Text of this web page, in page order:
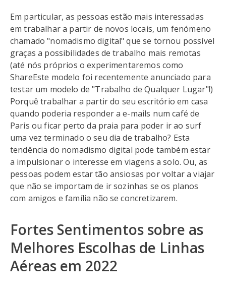
Em particular, as pessoas estão mais interessadas
em trabalhar a partir de novos locais, um fenómeno
chamado "nomadismo digital" que se tornou possível
graças a possibilidades de trabalho mais remotas
(até nós próprios o experimentaremos como
ShareEste modelo foi recentemente anunciado para
testar um modelo de "Trabalho de Qualquer Lugar"!)
Porquê trabalhar a partir do seu escritório em casa
quando poderia responder a e-mails num café de
Paris ou ficar perto da praia para poder ir ao surf
uma vez terminado o seu dia de trabalho? Esta
tendência do nomadismo digital pode também estar
a impulsionar o interesse em viagens a solo. Ou, as
pessoas podem estar tão ansiosas por voltar a viajar
que não se importam de ir sozinhas se os planos
com amigos e família não se concretizarem.
Fortes Sentimentos sobre as
Melhores Escolhas de Linhas
Aéreas em 2022